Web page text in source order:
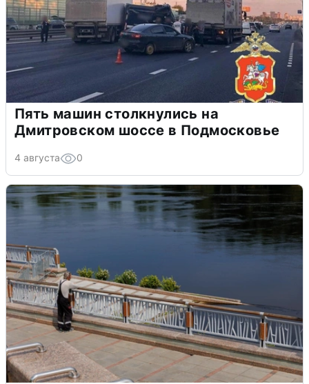
Пять машин столкнулись на
Дмитровском шоссе в Подмосковье
4 августа 0